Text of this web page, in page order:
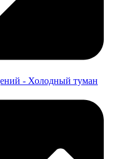
- Холодный туман